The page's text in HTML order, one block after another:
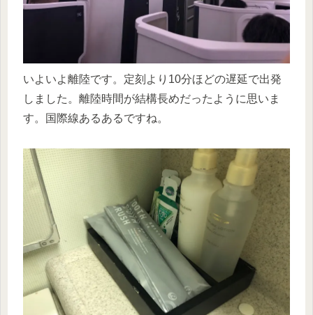
いよいよ離陸です。定刻より10分ほどの遅延で出発
しました。離陸時間が結構長めだったように思いま
す。国際線あるあるですね。